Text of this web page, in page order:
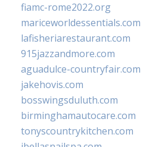
fiamc-rome2022.org
mariceworldessentials.com
lafisheriarestaurant.com
915jazzandmore.com
aguadulce-countryfair.com
jakehovis.com
bosswingsduluth.com
birminghamautocare.com
tonyscountrykitchen.com